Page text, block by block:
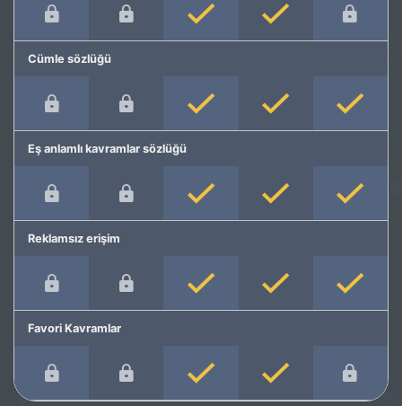
Cümle sözlüğü
Eş anlamlı kavramlar sözlüğü
Reklamsız erişim
Favori Kavramlar